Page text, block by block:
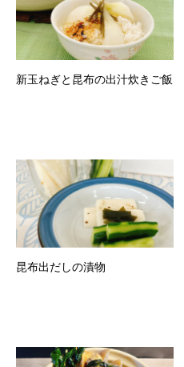
新玉ねぎと昆布の出汁炊きご飯
昆布出だしの漬物